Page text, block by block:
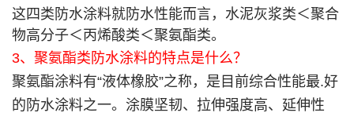
这四类防水涂料就防水性能而言，水泥灰浆类＜聚合
物高分子＜丙烯酸类＜聚氨酯类。
3、聚氨酯类防水涂料的特点是什么？
聚氨酯涂料有“液体橡胶”之称，是目前综合性能最.好
的防水涂料之一。涂膜坚韧、拉伸强度高、延伸性